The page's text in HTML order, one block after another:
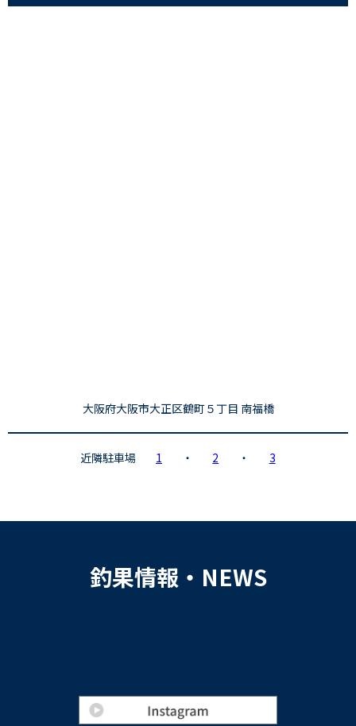
大阪府大阪市大正区鶴町５丁目 南福橋
近隣駐車場 1 ・ 2 ・ 3
釣果情報・NEWS